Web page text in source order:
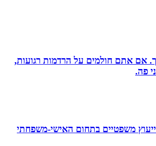
אם אתם חולמים על הרדמות רגועות,
פה.
משפטיים בתחום האישי-משפחתי